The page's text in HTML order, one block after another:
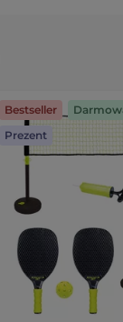
Bestseller
Prezent